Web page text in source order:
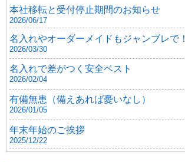
本社移転と受付停止期間のお知らせ
2026/06/17
名入れやオーダーメイドもジャンブレで！
2026/03/30
名入れで差がつく安全ベスト
2026/02/04
有備無患（備えあれば憂いなし）
2026/01/05
年末年始のご挨拶
2025/12/22